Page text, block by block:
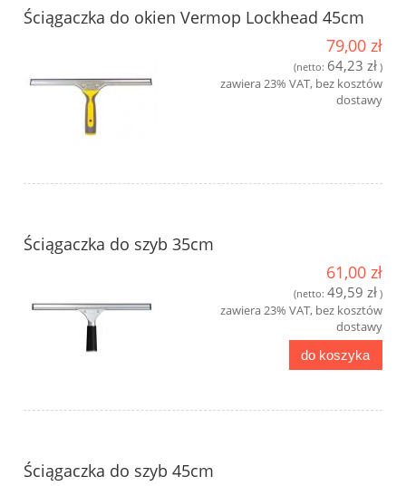
Ściągaczka do okien Vermop Lockhead 45cm
79,00 zł
(netto: 64,23 zł )
zawiera 23% VAT, bez kosztów
dostawy
Ściągaczka do szyb 35cm
61,00 zł
(netto: 49,59 zł )
zawiera 23% VAT, bez kosztów
dostawy
do koszyka
Ściągaczka do szyb 45cm